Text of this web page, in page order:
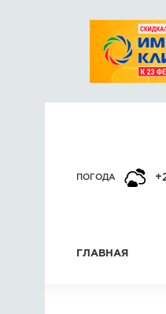
ПОГОДА
ГЛАВНАЯ